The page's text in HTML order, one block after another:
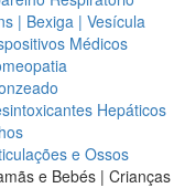
| Bexiga | Vesícula
Médicos
Hepáticos
e Ossos
e Bebés | Crianças